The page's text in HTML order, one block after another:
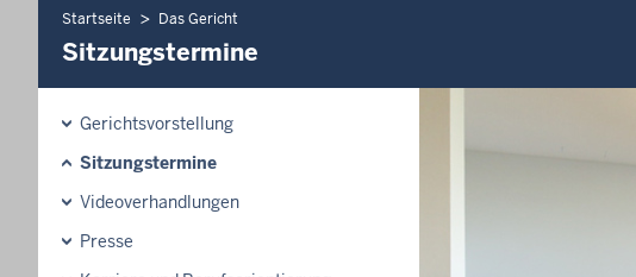
Startseite Das Gericht
Sitzungstermine
Gerichtsvorstellung
Sitzungstermine
Videoverhandlungen
Presse